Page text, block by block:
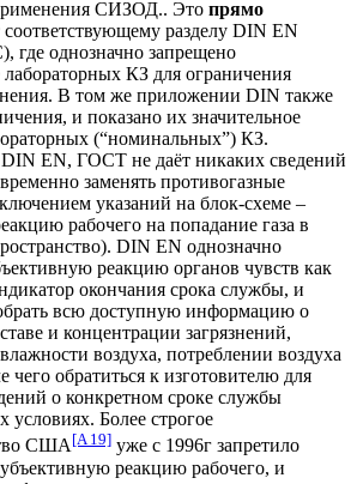
СИЗОД.. Это прямо
соответствующему разделу DIN EN
где однозначно запрещено
лабораторных КЗ для ограничения
В том же приложении DIN также
и показано их значительное
(“номинальных”) КЗ.
EN, ГОСТ не даёт никаких сведений
заменять противогазные
указаний на блок-схеме –
рабочего на попадание газа в
DIN EN однозначно
реакцию органов чувств как
окончания срока службы, и
всю доступную информацию о
и концентрации загрязнений,
воздуха, потреблении воздуха
чего обратиться к изготовителю для
о конкретном сроке службы
условиях. Более строгое
США[A 19] уже с 1996г запретило
реакцию рабочего, и